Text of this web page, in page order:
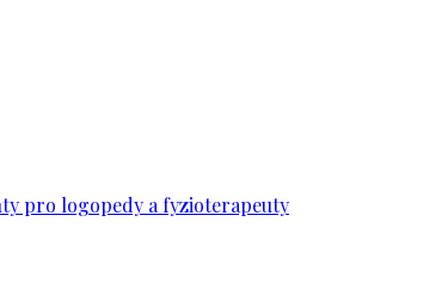
pro logopedy a fyzioterapeuty